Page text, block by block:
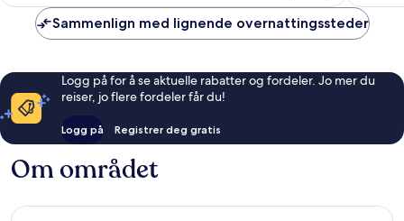
Sammenlign med lignende overnattingssteder
Logg på for å se aktuelle rabatter og fordeler. Jo mer du
reiser, jo flere fordeler får du!
Logg på Registrer deg gratis
Om området